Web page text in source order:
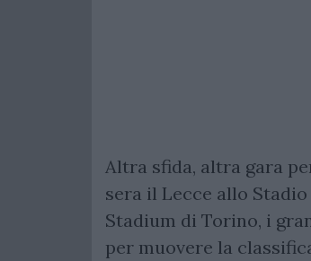
Altra sfida, altra gara
sera il Lecce allo
Stadium di Torino, i
per muovere la